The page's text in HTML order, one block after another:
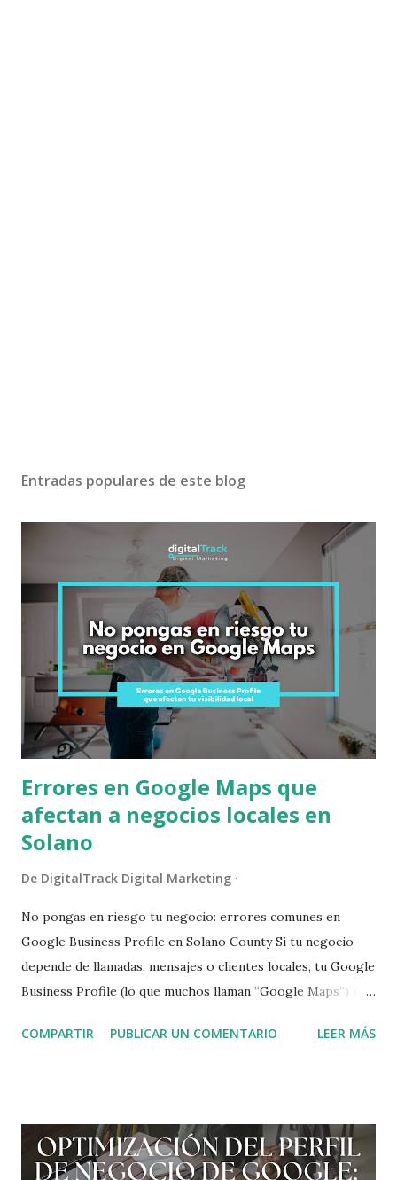
Entradas populares de este blog
Errores en Google Maps que
afectan a negocios locales en
Solano
De DigitalTrack Digital Marketing
No pongas en riesgo tu negocio: errores comunes en
Google Business Profile en Solano County Si tu negocio
depende de llamadas, mensajes o clientes locales, tu Google
Business Profile (lo que muchos llaman “Google Maps”) no
Suisun City, Vacaville y Vallejo , es la principal fuente de
cuenta. En este artículo te explico los errores más
comunes que veo en negocios de servicios en Solano
COMPARTIR PUBLICAR UN COMENTARIO LEER MÁS